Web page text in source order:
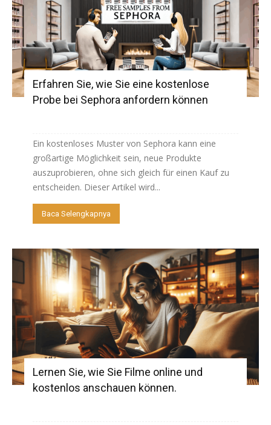
Erfahren Sie, wie Sie eine kostenlose
Probe bei Sephora anfordern können
Ein kostenloses Muster von Sephora kann eine
großartige Möglichkeit sein, neue Produkte
auszuprobieren, ohne sich gleich für einen Kauf zu
entscheiden. Dieser Artikel wird...
Baca Selengkapnya
Lernen Sie, wie Sie Filme online und
kostenlos anschauen können.